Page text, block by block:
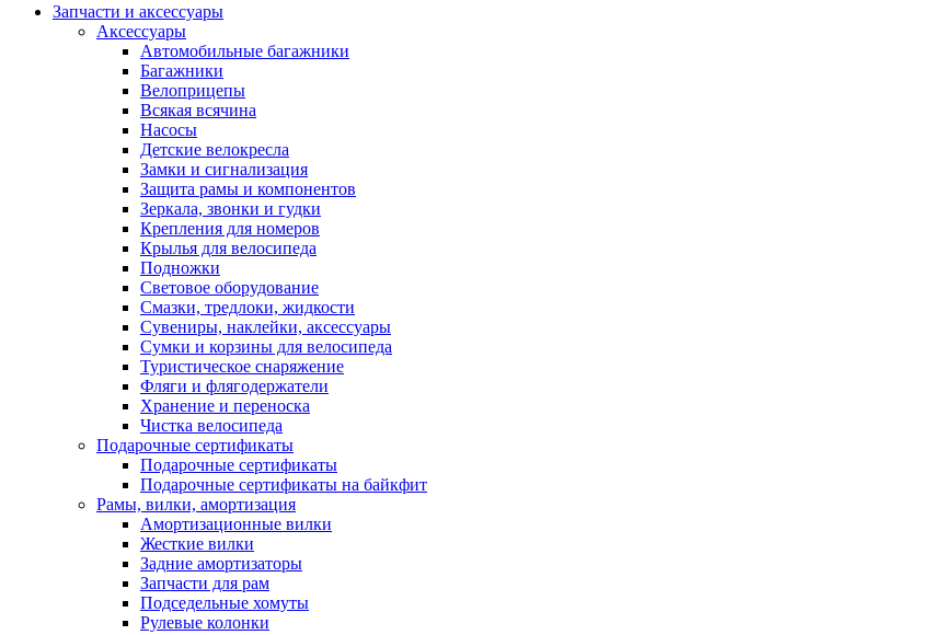
Запчасти и аксессуары
Аксессуары
Автомобильные багажники
Багажники
Велоприцепы
Всякая всячина
Насосы
Детские велокресла
Замки и сигнализация
Защита рамы и компонентов
Зеркала, звонки и гудки
Крепления для номеров
Крылья для велосипеда
Подножки
Световое оборудование
Смазки, тредлоки, жидкости
Сувениры, наклейки, аксессуары
Сумки и корзины для велосипеда
Туристическое снаряжение
Фляги и флягодержатели
Хранение и переноска
Чистка велосипеда
Подарочные сертификаты
Подарочные сертификаты
Подарочные сертификаты на байкфит
Рамы, вилки, амортизация
Амортизационные вилки
Жесткие вилки
Задние амортизаторы
Запчасти для рам
Подседельные хомуты
Рулевые колонки